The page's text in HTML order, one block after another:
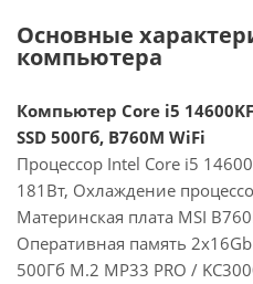
Основные
компьютера
Компьютер Core i5
SSD 500Гб, B760M WiFi
Процессор Intel Core i5
181Вт, Охлаждение
Материнская плата MSI
Оперативная память
500Гб M.2 MP33 PRO /